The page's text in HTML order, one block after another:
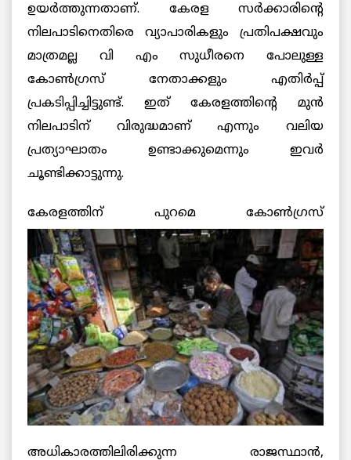
ഉയര്‍ത്തുന്നതാണ്. കേരള സര്‍ക്കാരിന്റെ
നിലപാടിനെതിരെ വ്യാപാരികളും പ്രതിപക്ഷവും
മാത്രമല്ല വി എം സുധീരനെ പോലുള്ള
കോണ്‍ഗ്രസ്‌ നേതാക്കളും എതിര്‍പ്പ്
പ്രകടിപ്പിച്ചിട്ടുണ്ട്. ഇത് കേരളത്തിന്റെ മുന്‍
നിലപാടിന് വിരുദ്ധമാണ് എന്നും വലിയ
പ്രത്യാഘാതം ഉണ്ടാക്കുമെന്നും ഇവര്‍
ചൂണ്ടിക്കാട്ടുന്നു.
കേരളത്തിന് പുറമെ കോണ്‍ഗ്രസ്
അധികാരത്തിലിരിക്കുന്ന രാജസ്ഥാന്‍,